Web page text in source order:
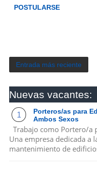
POSTULARSE
Entrada más reciente
Nuevas vacantes:
Porteros/as para
Ambos Sexos
Trabajo como Portero/a
Una empresa dedicada a
mantenimiento de